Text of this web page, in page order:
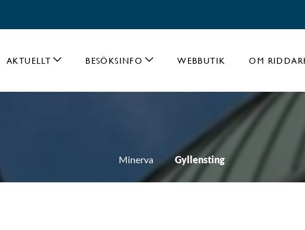
AKTUELLT BESÖKSINFO WEBBUTIK OM
Minerva Gyllensting